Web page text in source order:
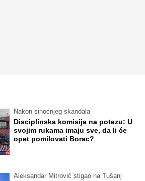
Nakon sinoćnjeg skandala
Disciplinska komisija na potezu: U
svojim rukama imaju sve, da li će
opet pomilovati Borac?
Aleksandar Mitrović stigao na Tušanj